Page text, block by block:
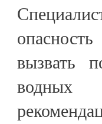
вызвать
водных